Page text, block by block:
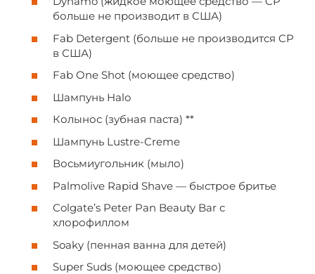
больше не производит в США)
Fab Detergent (больше не производится CP
в США)
Fab One Shot (моющее средство)
Шампунь Halo
Колынос (зубная паста) **
Шампунь Lustre-Creme
Восьмиугольник (мыло)
Palmolive Rapid Shave — быстрое бритье
Colgate’s Peter Pan Beauty Bar с
хлорофиллом
Soaky (пенная ванна для детей)
Super Suds (моющее средство)